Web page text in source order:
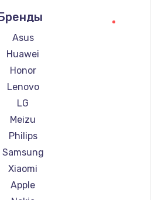
Digma
Ginzzu
Highscreen
смартфонов Irbis
Kyocera
LeEco
OnePlus
teXet
Motorola
Prestigio
Vertex
Asus
Huawei
Honor
Lenovo
LG
Meizu
Philips
Samsung
Xiaomi
Apple